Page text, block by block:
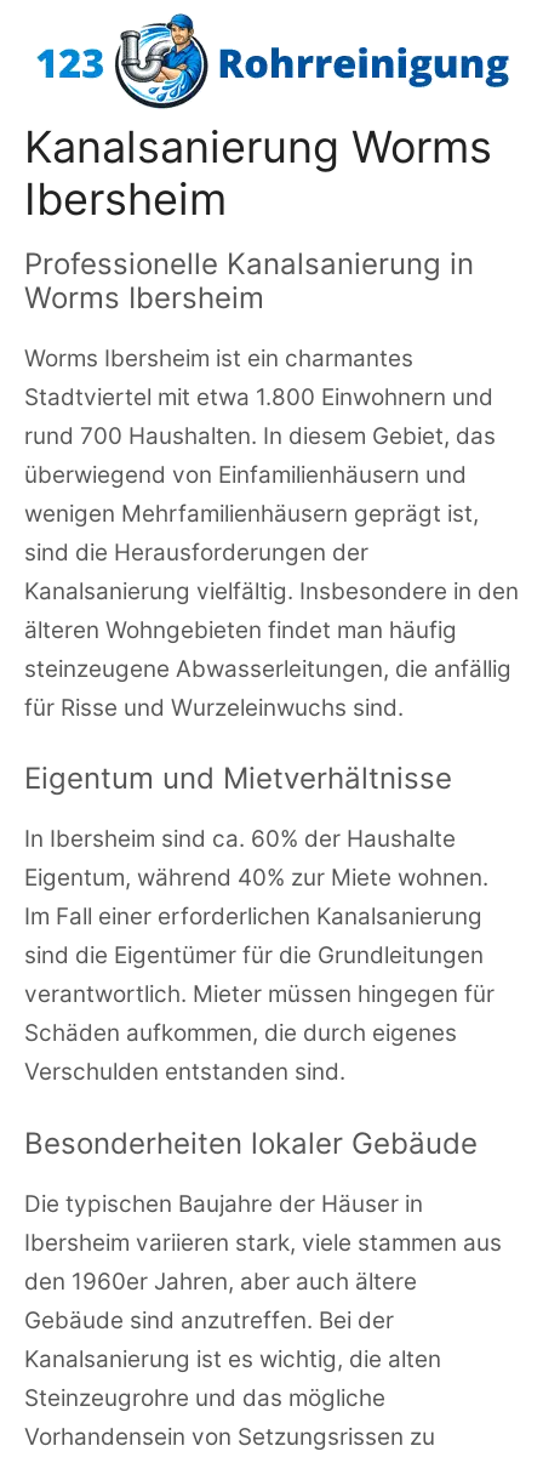
Inhalt
Kanalsanierung Worms
Ibersheim
Professionelle Kanalsanierung in
Worms Ibersheim
Worms Ibersheim ist ein charmantes
Stadtviertel mit etwa 1.800 Einwohnern und
rund 700 Haushalten. In diesem Gebiet, das
überwiegend von Einfamilienhäusern und
wenigen Mehrfamilienhäusern geprägt ist,
sind die Herausforderungen der
Kanalsanierung vielfältig. Insbesondere in den
älteren Wohngebieten findet man häufig
steinzeugene Abwasserleitungen, die anfällig
für Risse und Wurzeleinwuchs sind.
Eigentum und Mietverhältnisse
In Ibersheim sind ca. 60% der Haushalte
Eigentum, während 40% zur Miete wohnen.
Im Fall einer erforderlichen Kanalsanierung
sind die Eigentümer für die Grundleitungen
verantwortlich. Mieter müssen hingegen für
Schäden aufkommen, die durch eigenes
Verschulden entstanden sind.
Besonderheiten lokaler Gebäude
Die typischen Baujahre der Häuser in
Ibersheim variieren stark, viele stammen aus
den 1960er Jahren, aber auch ältere
Gebäude sind anzutreffen. Bei der
Kanalsanierung ist es wichtig, die alten
Steinzeugrohre und das mögliche
Vorhandensein von Setzungsrissen zu